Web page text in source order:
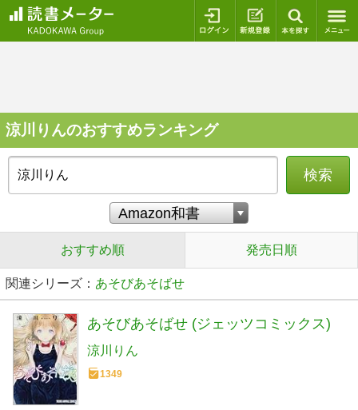
ログイン 新規登録
涼川りんのおすすめランキング
検索
おすすめ順 発売日順
関連シリーズ： あそびあそばせ
あそびあそばせ (ジェッツコミックス)
涼川りん
1349